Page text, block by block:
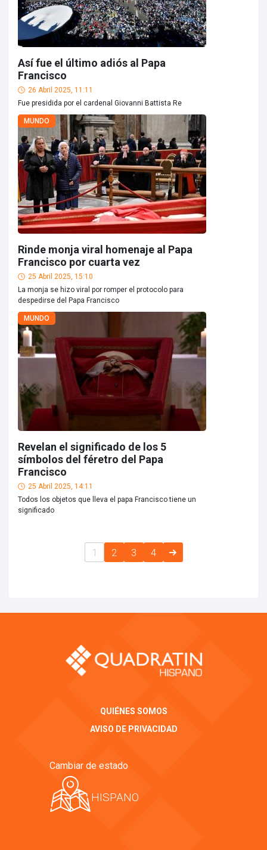
Así fue el último adiós al Papa
Francisco
26 Abril 2025, 11:11
Fue presidida por el cardenal Giovanni Battista Re
MUNDO
Rinde monja viral homenaje al Papa
Francisco por cuarta vez
25 Abril 2025, 15:10
La monja se hizo viral por romper el protocolo para
despedirse del Papa Francisco
MUNDO
Revelan el significado de los 5
símbolos del féretro del Papa
Francisco
25 Abril 2025, 14:11
Todos los objetos que lleva el papa Francisco tiene un
significado
1 2 3 4
QUIÉNES SOMOS
AVISO DE PRIVACIDAD
Cambiar de estado
HISPANO